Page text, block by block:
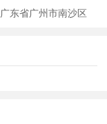
广东省广州市南沙区